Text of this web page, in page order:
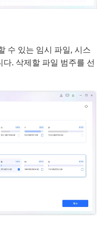
수 있는 임시 파일, 시스
. 삭제할 파일 범주를 선